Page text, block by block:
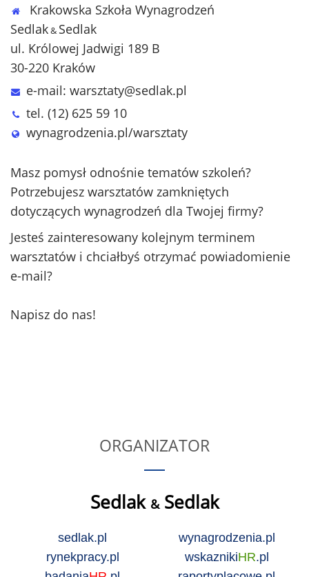
Krakowska Szkoła Wynagrodzeń
Sedlak& Sedlak
ul. Królowej Jadwigi 189 B
30-220 Kraków
e-mail: warsztaty@sedlak.pl
tel. (12) 625 59 10
wynagrodzenia.pl/warsztaty
Masz pomysł odnośnie tematów szkoleń?
Potrzebujesz warsztatów zamkniętych
dotyczących wynagrodzeń dla Twojej firmy?
Jesteś zainteresowany kolejnym terminem
warsztatów i chciałbyś otrzymać powiadomienie
e-mail?
Napisz do nas!
ORGANIZATOR
Sedlak &Sedlak
sedlak.pl
wynagrodzenia.pl
rynekpracy.pl
wskaznikiHR.pl